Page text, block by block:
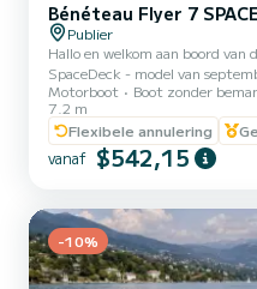
Bénéteau Flyer 7
Publier
Hallo en welkom aan boord van
SpaceDeck - model van
uitzonderlijke dag op het meer
comfortabele en perfect
vrienden of familie. Vertrek
les-Bains en Évian (extra
Krachtige en betrouwbare
wakeboard besch...
Motorboot Boot zonder
7.2 m
Flexibele annulering
vanaf $542,15
-10%